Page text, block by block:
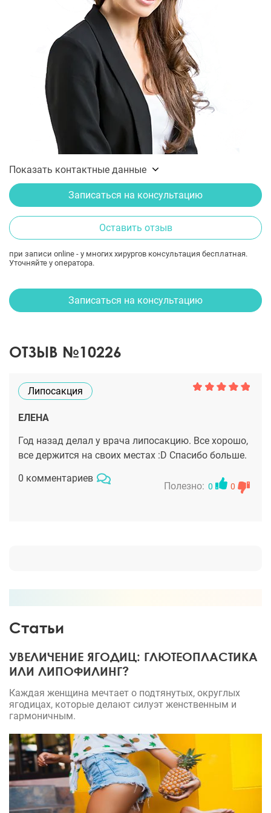
Показать контактные данные
Записаться на консультацию
Оставить отзыв
при записи online - у многих хирургов консультация бесплатная.
Уточняйте у оператора.
Записаться на консультацию
ОТЗЫВ №10226
Липосакция
ЕЛЕНА
Год назад делал у врача липосакцию. Все хорошо,
все держится на своих местах :D Спасибо больше.
0 комментариев
Полезно: 0 0
Статьи
УВЕЛИЧЕНИЕ ЯГОДИЦ: ГЛЮТЕОПЛАСТИКА
ИЛИ ЛИПОФИЛИНГ?
Каждая женщина мечтает о подтянутых, округлых
ягодицах, которые делают силуэт женственным и
гармоничным.